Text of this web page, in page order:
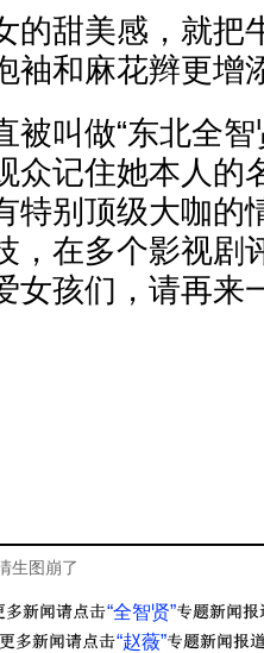
甜美感，就把
袖和麻花辫更增
叫做“东北全智
众记住她本人的
特别顶级大咖的
，在多个影视剧
女孩们，请再来
生图崩了
“全智贤”
“赵薇”